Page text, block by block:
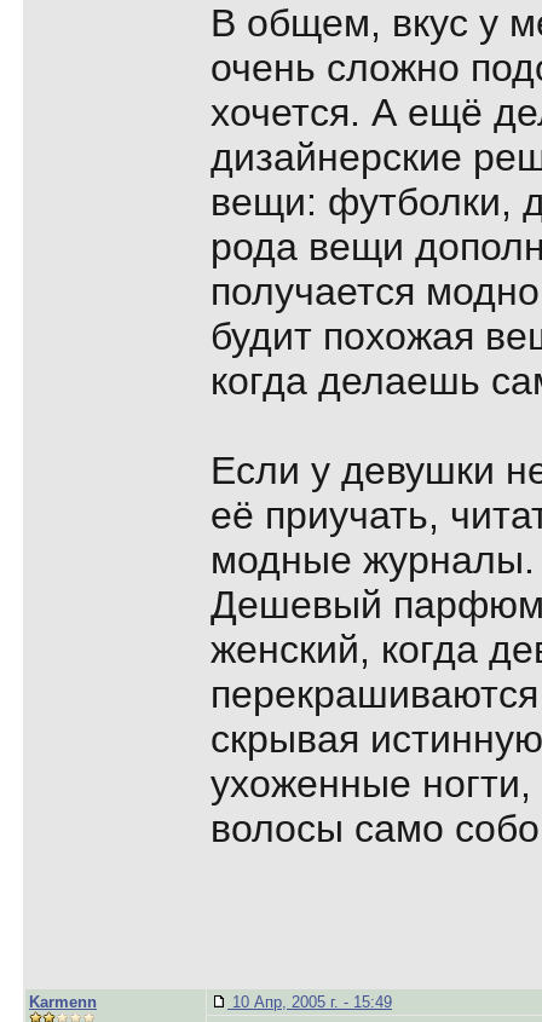
В общем, вкус у
очень сложно
хочется. А ещё
дизайнерские
вещи: футболки,
рода вещи
получается
будит похожая
когда делаешь
Если у девушки
её приучать,
модные журналы.
Дешевый парфюм
женский, когда
скрывая
ухоженные
волосы само
Karmenn 10 Апр, 2005 г. - 15:49